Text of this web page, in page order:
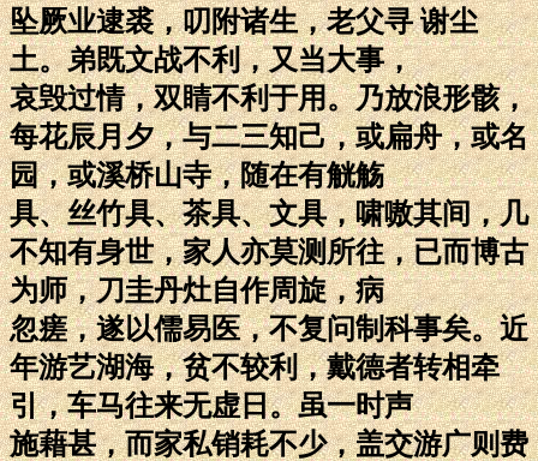
坠厥业逮裘，叨附诸生，老父寻 谢尘
土。弟既文战不利，又当大事，
哀毁过情，双睛不利于用。乃放浪形骸，
每花辰月夕，与二三知己，或扁舟，或名
园，或溪桥山寺，随在有觥觞
具、丝竹具、茶具、文具，啸嗷其间，几
不知有身世，家人亦莫测所往，已而博古
为师，刀圭丹灶自作周旋，病
忽瘥，遂以儒易医，不复问制科事矣。近
年游艺湖海，贫不较利，戴德者转相牵
引，车马往来无虚日。虽一时声
施藉甚，而家私销耗不少，盖交游广则费